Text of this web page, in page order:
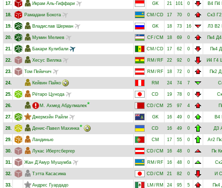
17. Икрам Аль-Гиффари GK 21 101 0 В4 П4
18. Рамадани Бокота CM /CD 17 70 0 Ск3 Г2
19. Владислав Шерман GK 18 73 16 Л3 В2
20. Мумин Мелиев CF /CM 18 69 0 Пк4 Д4
21. Бакари Кулибали CM /CD 17 62 0 Пк4
22. Хесус Виллка RM / RF 22 92 0 И4 Г4
23. Том Пейичич RM / RF 18 72 0 Пк2 Д
24. Кейвин Пайко RM 24 74 7
25. Рётаро Цунода CD 19 78 0
26. М. Ахмед Абдулмалек CD /CM 25 97 4
27. Джермэйн Райли GK 16 49 0 В4
28. Денис-Павел Махинка CD 16 49 0 Д3
29. Ландинью CM 17 55 0 Ат2
30. Лукас Ибертсбергер CD /CM 16 48 0 Пк
31. Жан Д'Амур Мушумба RM / RF 16 48 0
32. Тэтта Касасима CD /CM 21 82 0 И
33. Андрес Гуардадо LM / RM 24 95 5 Пк4